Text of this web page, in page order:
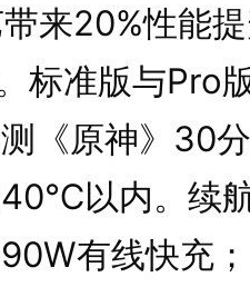
来20%性能
标准版与Pro
《原神》30
以内。续
有线快充